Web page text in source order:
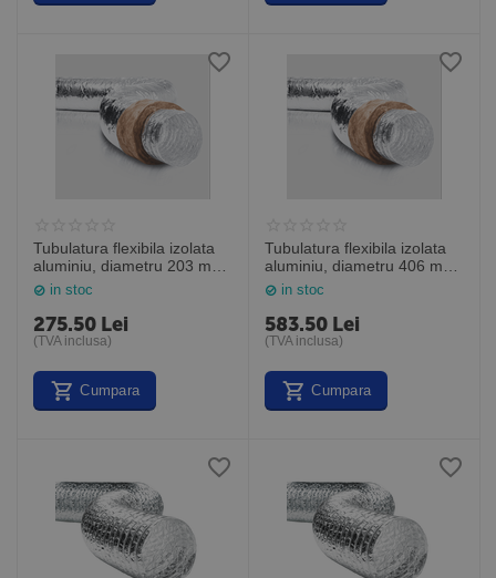
Tubulatura flexibila izolata
aluminiu, diametru 203 mm,
cutie de 10 m
in stoc
275.50 Lei
(TVA inclusa)
Cumpara
Tubulatura flexibila izolata
aluminiu, diametru 406 mm,
cutie de 10 m
in stoc
583.50 Lei
(TVA inclusa)
Cumpara